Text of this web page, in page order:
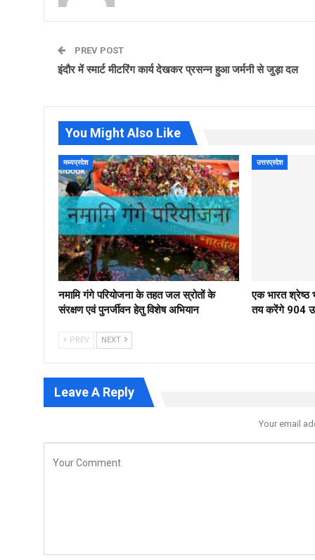
PREV POST
इंदौर में स्मार्ट मीटरिंग कार्य देखकर प्रसन्न हुआ जर्मनी से जुड़ा दल
You Might Also Like
मध्यप्रदेश
नमामि गंगे परियोजना के तहत जल स्रोतों के
संरक्षण एवं पुनर्जीवन हेतु विशेष अभियान
उत्तरप्रदेश
एक भारत श्रेष्ठ
तय करेंगे 904
PREV NEXT
Leave A Reply
Your email